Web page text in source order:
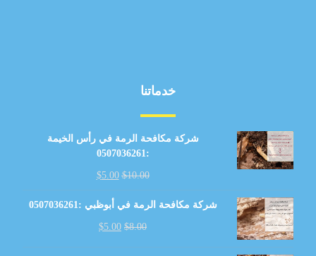
خدماتنا
شركة مكافحة الرمة في رأس الخيمة
:0507036261
$10.00
$5.00
شركة مكافحة الرمة في أبوظبي :0507036261
$8.00
$5.00